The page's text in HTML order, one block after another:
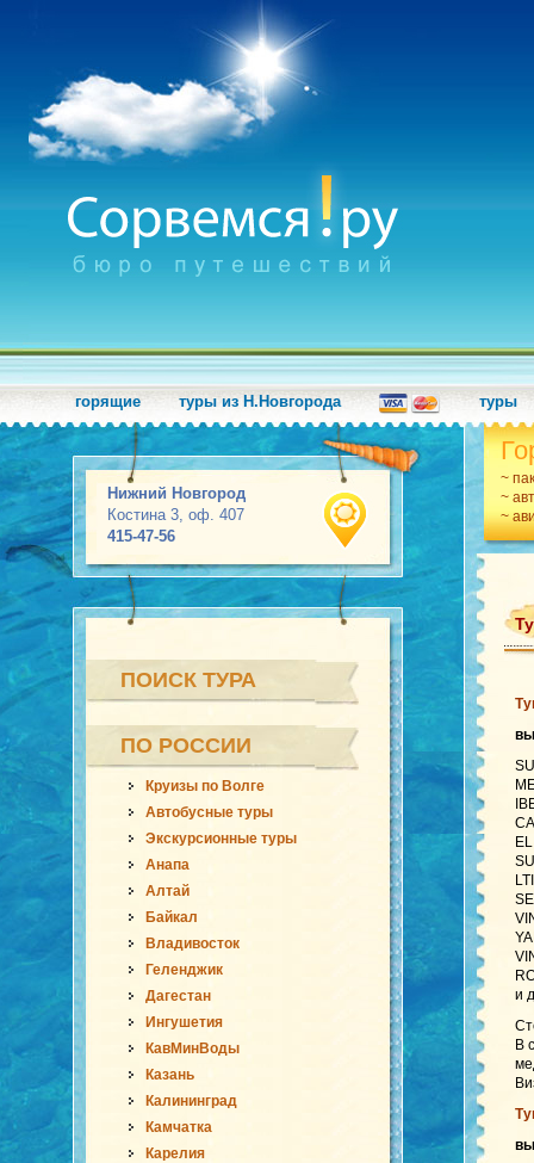
горящие туры из Н.Новгорода туры
Нижний Новгород
Костина 3, оф. 407
415-47-56
~
~
~
ПОИСК ТУРА
ПО РОССИИ
Круизы по Волге
Автобусные туры
Экскурсионные туры
Анапа
Алтай
Байкал
Владивосток
Геленджик
Дагестан
Ингушетия
КавМинВоды
Казань
Калининград
Камчатка
Карелия
и
В